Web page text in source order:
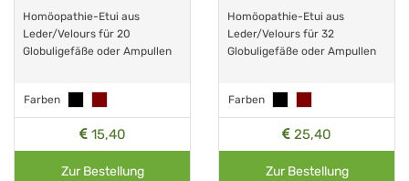
Homöopathie-Etui aus
Leder/Velours für 20
Globuligefäße oder Ampullen
Farben
15,40
Zur Bestellung
Homöopathie-Etui aus
Leder/Velours für 32
Globuligefäße oder Ampullen
Farben
25,40
Zur Bestellung